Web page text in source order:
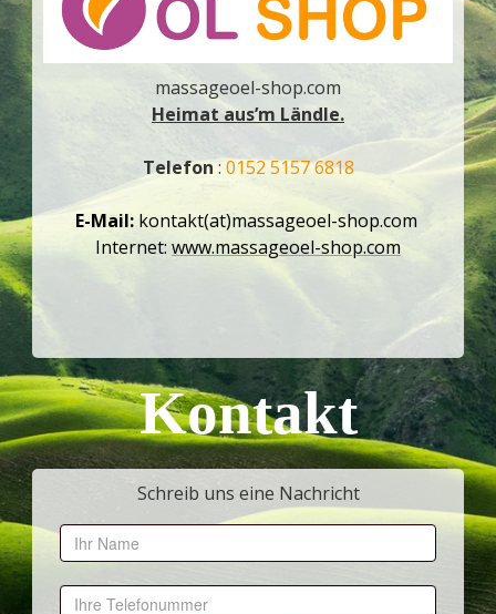
massageoel-shop.com
Heimat aus’m Ländle.
Telefon: 0152 5157 6818
E-Mail: kontakt(at)massageoel-shop.com
Internet: www.massageoel-shop.com
Kontakt
Schreib uns eine Nachricht